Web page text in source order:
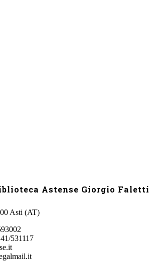
Astense Giorgio Faletti
Asti (AT)
531117